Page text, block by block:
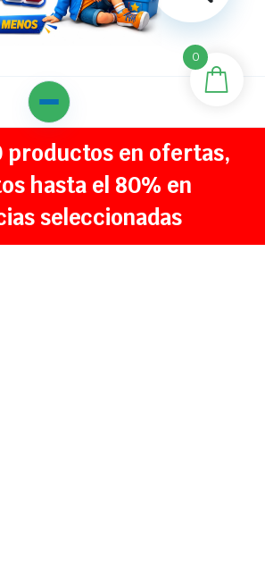
productos en ofertas,
hasta el 80% en
seleccionadas
0